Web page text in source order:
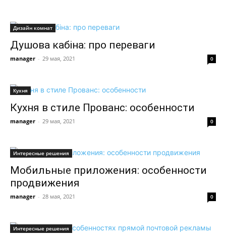
Дизайн комнат
Душова кабіна: про переваги
manager - 29 мая, 2021 0
Кухня
Кухня в стиле Прованс: особенности
manager - 29 мая, 2021 0
Интересные решения
Мобильные приложения: особенности
продвижения
manager - 28 мая, 2021 0
Интересные решения